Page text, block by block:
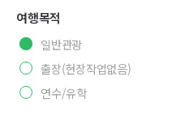
여행목적
일반관광
출장(현장작업없음)
연수/유학